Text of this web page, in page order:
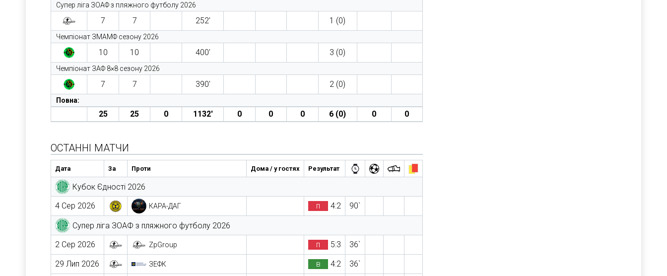
Супер ліга ЗОАФ з пляжного футболу 2026
7 7 252′ 1 (0)
Чемпіонат ЗМАМФ сезону 2026
10 10 400′ 3 (0)
Чемпіонат ЗАФ 8×8 сезону 2026
7 7 390′ 2 (0)
Повна:
25 25 0 1132′ 0 0 0 6 (0) 0 0
ОСТАННІ МАТЧИ
Дата За Проти Дома / у гостях Результат
Кубок Єдності 2026
4 Сер 2026 КАРА-ДАГ п 4:2 90`
Супер ліга ЗОАФ з пляжного футболу 2026
2 Сер 2026 ZpGroup п 5:3 36`
29 Лип 2026 ЗЕФК в 4:2 36`